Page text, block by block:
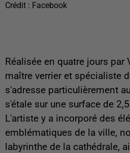
Crédit : Facebook
Réalisée en quatre jours par
maître verrier et spécialiste
s'adresse particulièrement
s'étale sur une surface de
L'artiste y a incorporé des
emblématiques de la ville,
labyrinthe de la cathédrale,